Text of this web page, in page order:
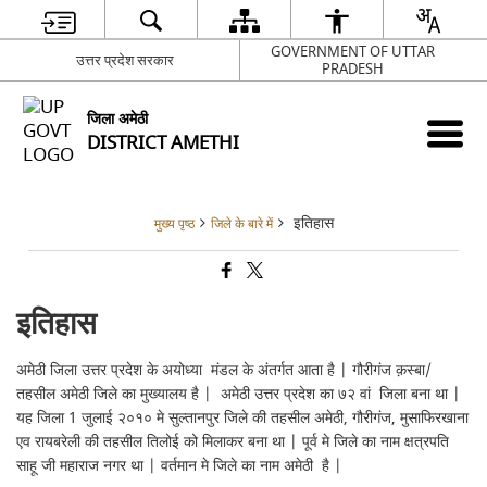
उत्तर प्रदेश सरकार
GOVERNMENT OF UTTAR
PRADESH
जिला अमेठी
DISTRICT AMETHI
मुख्य पृष्ठ जिले के बारे में इतिहास
इतिहास
अमेठी जिला उत्तर प्रदेश के अयोध्या मंडल के अंतर्गत आता है | गौरीगंज क़स्बा/
तहसील अमेठी जिले का मुख्यालय है | अमेठी उत्तर प्रदेश का ७२ वां जिला बना था |
यह जिला 1 जुलाई २०१० मे सुल्तानपुर जिले की तहसील अमेठी, गौरीगंज, मुसाफिरखाना
एव रायबरेली की तहसील तिलोई को मिलाकर बना था | पूर्व मे जिले का नाम क्षत्रपति
साहू जी महाराज नगर था | वर्तमान मे जिले का नाम अमेठी है |